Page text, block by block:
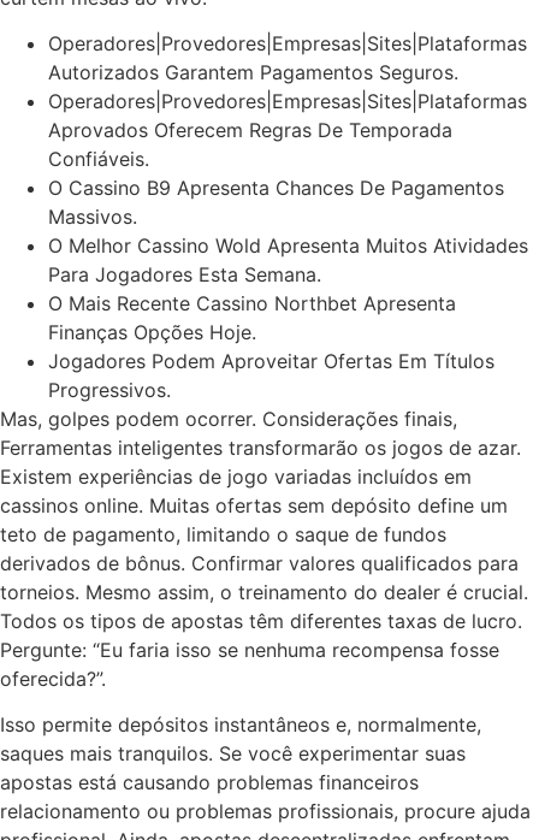
Operadores|Provedores|Empresas|Sites|Plataformas
Autorizados Garantem Pagamentos Seguros.
Operadores|Provedores|Empresas|Sites|Plataformas
Aprovados Oferecem Regras De Temporada
Confiáveis.
O Cassino B9 Apresenta Chances De Pagamentos
Massivos.
O Melhor Cassino Wold Apresenta Muitos Atividades
Para Jogadores Esta Semana.
O Mais Recente Cassino Northbet Apresenta
Finanças Opções Hoje.
Jogadores Podem Aproveitar Ofertas Em Títulos
Progressivos.
Mas, golpes podem ocorrer. Considerações finais,
Ferramentas inteligentes transformarão os jogos de azar.
Existem experiências de jogo variadas incluídos em
cassinos online. Muitas ofertas sem depósito define um
teto de pagamento, limitando o saque de fundos
derivados de bônus. Confirmar valores qualificados para
torneios. Mesmo assim, o treinamento do dealer é crucial.
Todos os tipos de apostas têm diferentes taxas de lucro.
Pergunte: “Eu faria isso se nenhuma recompensa fosse
oferecida?”.
Isso permite depósitos instantâneos e, normalmente,
saques mais tranquilos. Se você experimentar suas
apostas está causando problemas financeiros
relacionamento ou problemas profissionais, procure ajuda